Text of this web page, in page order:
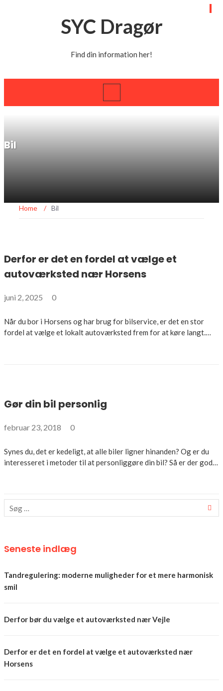
SYC Dragør
Find din information her!
Bil
Home / Bil
Derfor er det en fordel at vælge et
autoværksted nær Horsens
juni 2, 2025 0
Når du bor i Horsens og har brug for bilservice, er det en stor
fordel at vælge et lokalt autoværksted frem for at køre langt.…
Gør din bil personlig
februar 23, 2018 0
Synes du, det er kedeligt, at alle biler ligner hinanden? Og er du
interesseret i metoder til at personliggøre din bil? Så er der god…
Seneste indlæg
Tandregulering: moderne muligheder for et mere harmonisk
smil
Derfor bør du vælge et autoværksted nær Vejle
Derfor er det en fordel at vælge et autoværksted nær
Horsens